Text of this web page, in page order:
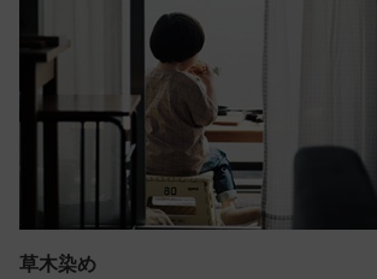
草木染め